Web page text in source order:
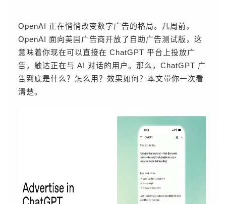
OpenAI 正在悄悄改变数字广告的格局。几周前，
OpenAI 面向美国广告商开放了自助广告测试版，这
意味着你现在可以直接在 ChatGPT 平台上投放广
告，触达正在与 AI 对话的用户。那么，ChatGPT 广
告到底是什么？怎么用？效果如何？本文带你一次看
清楚。